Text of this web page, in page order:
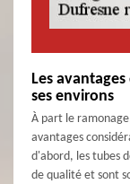
Les
ses environs
À part le
avantages
d'abord, les tubes
de qualité et sont